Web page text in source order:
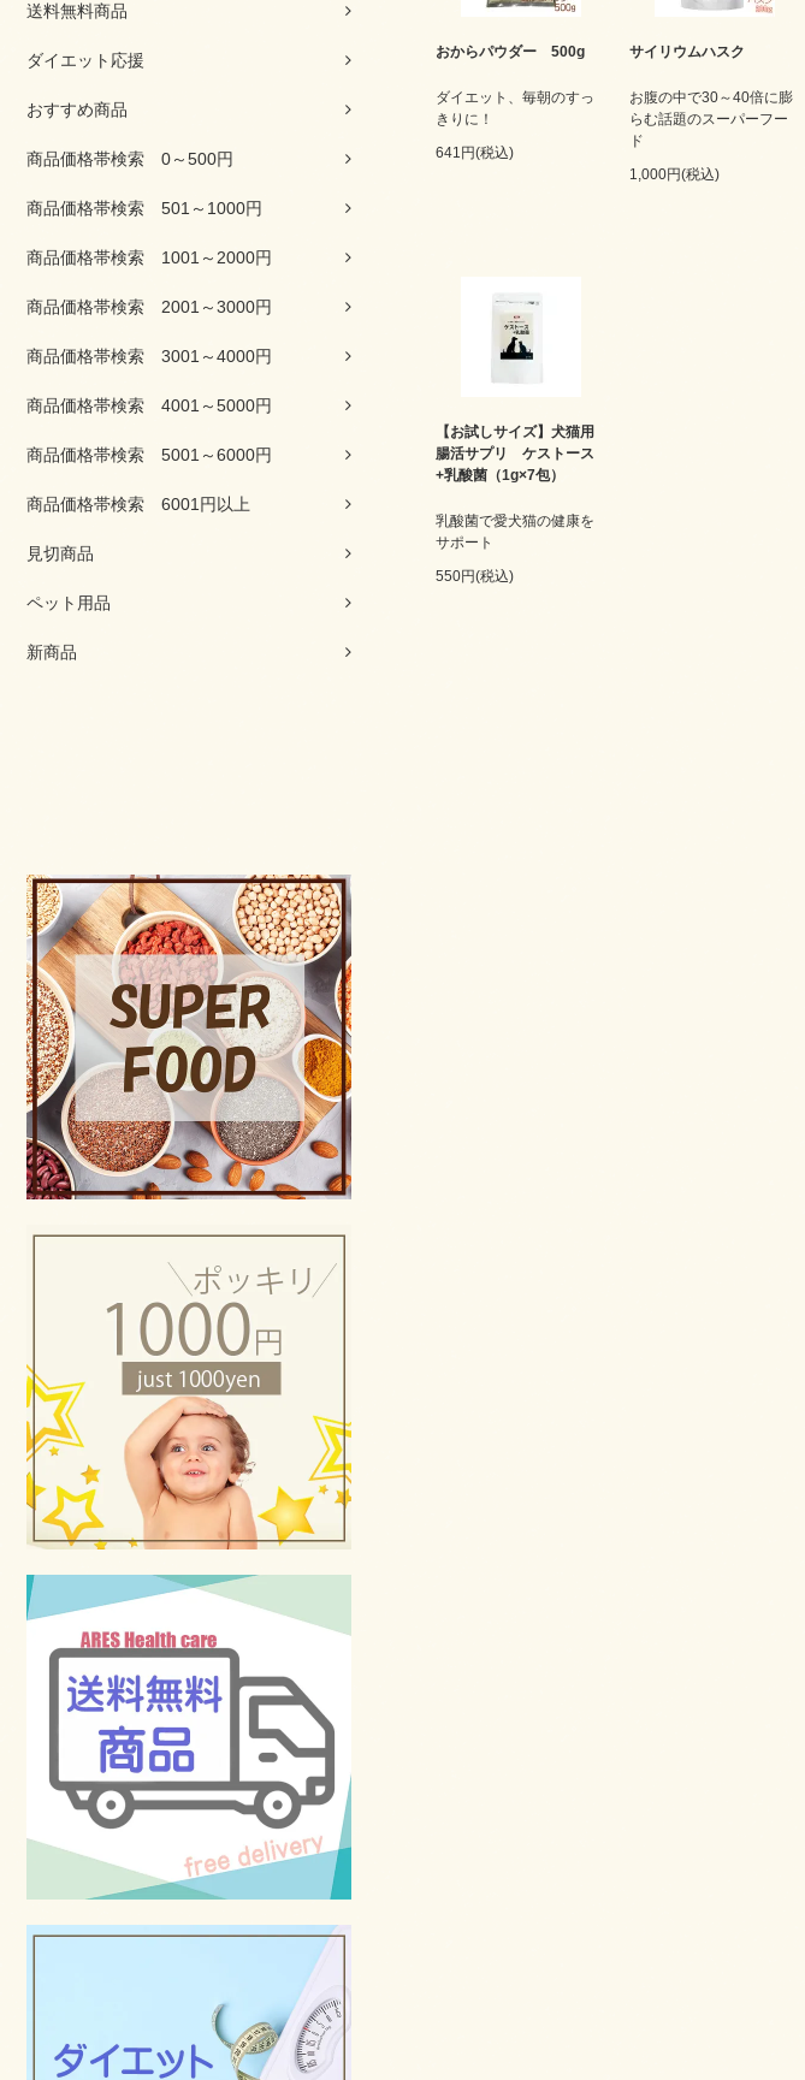
送料無料商品
ダイエット応援
おすすめ商品
商品価格帯検索 0～500円
商品価格帯検索 501～1000円
商品価格帯検索 1001～2000円
商品価格帯検索 2001～3000円
商品価格帯検索 3001～4000円
商品価格帯検索 4001～5000円
商品価格帯検索 5001～6000円
商品価格帯検索 6001円以上
見切商品
ペット用品
新商品
おからパウダー 500g
ダイエット、毎朝のすっ
きりに！
641円(税込)
サイリウムハスク
お腹の中で30～40倍に膨
らむ話題のスーパーフー
ド
1,000円(税込)
【お試しサイズ】犬猫用
腸活サプリ ケストース
+乳酸菌（1g×7包）
乳酸菌で愛犬猫の健康を
サポート
550円(税込)